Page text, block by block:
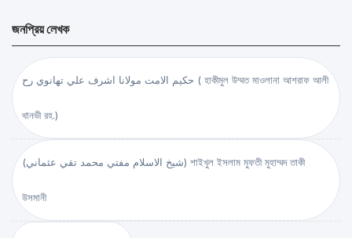
জনপ্রিয় লেখক
حكيم الامت مولانا اشرف علي تهانوي رح ( হাকীমুল উম্মত মাওলানা আশরাফ আলী
থানভী রহ.)
(شيخ الاسلام مفتي محمد تقي عثماني) শাইখুল ইসলাম মুফতী মুহাম্মদ তাকী
উসমানী